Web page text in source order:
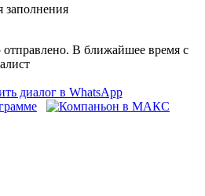
заполнения
В ближайшее время с